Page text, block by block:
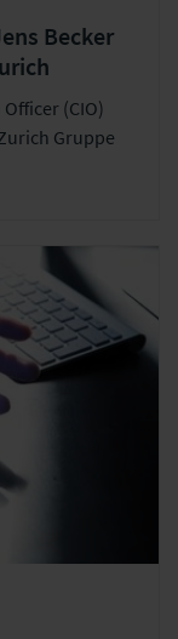
Becker
(CIO)
Gruppe